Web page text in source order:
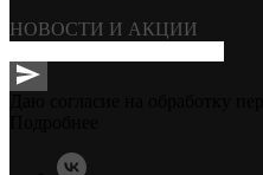
НОВОСТИ И АКЦИИ